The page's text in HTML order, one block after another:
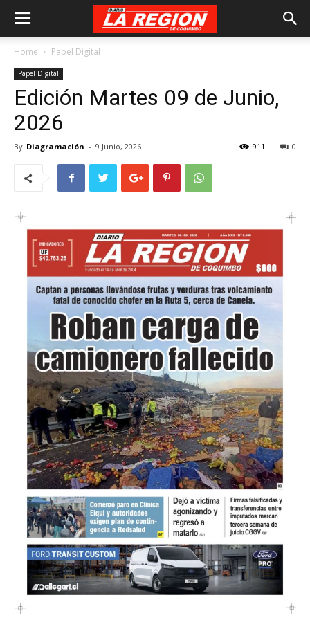
Home Papel Digital
Papel Digital
Edición Martes 09 de Junio,
2026
By Diagramación - 9 Junio, 2026 0
911